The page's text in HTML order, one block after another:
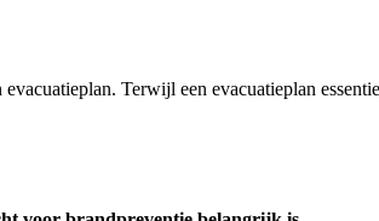
evacuatieplan. Terwijl een evacuatieplan